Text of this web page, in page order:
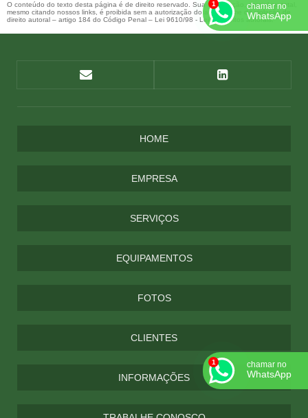
O conteúdo do texto desta página é de direito reservado. Sua reprodução, parcial ou total,
mesmo citando nossos links, é proibida sem a autorização do autor. Crime de violação de
direito autoral – artigo 184 do Código Penal – Lei 9610/98 - Lei de direitos autorais.
HOME
EMPRESA
SERVIÇOS
EQUIPAMENTOS
FOTOS
CLIENTES
INFORMAÇÕES
chamar no
WhatsApp
chamar no
WhatsApp